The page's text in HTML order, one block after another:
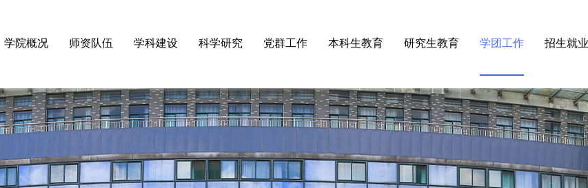
学院概况
· 学院简介
· 组织机构
师资队伍
· 杰出人才
· 在职教师
学科建设
· 物理学（省高水平学科）
· 信息与通信工程
科学研究
· 科研通知
· 科研团队
党群工作
· 理论学习
· 组织活动
本科生教育
· 师范认证
培养方案
研究生教育
· 招生工作
学位授予
学团工作
· 学工动态
团校
招生就业
· 招生
· 就业